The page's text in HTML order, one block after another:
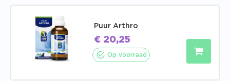
Puur Arthro
€ 20,25
Op voorraad